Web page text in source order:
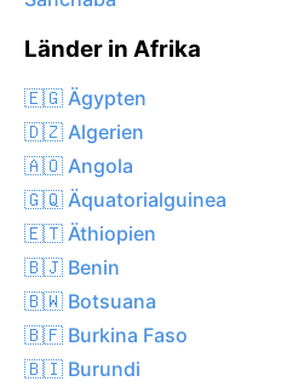
Länder in Afrika
🇪🇬 Ägypten
🇩🇿 Algerien
🇦🇴 Angola
🇬🇶 Äquatorialguinea
🇪🇹 Äthiopien
🇧🇯 Benin
🇧🇼 Botsuana
🇧🇫 Burkina Faso
🇧🇮 Burundi